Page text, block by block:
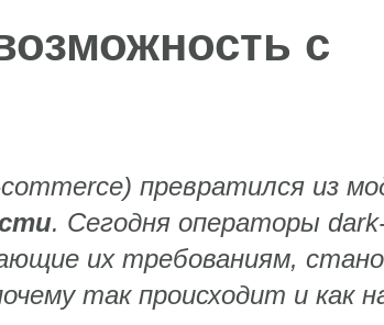
с
превратился из
. Сегодня операторы
их требованиям,
так происходит и как